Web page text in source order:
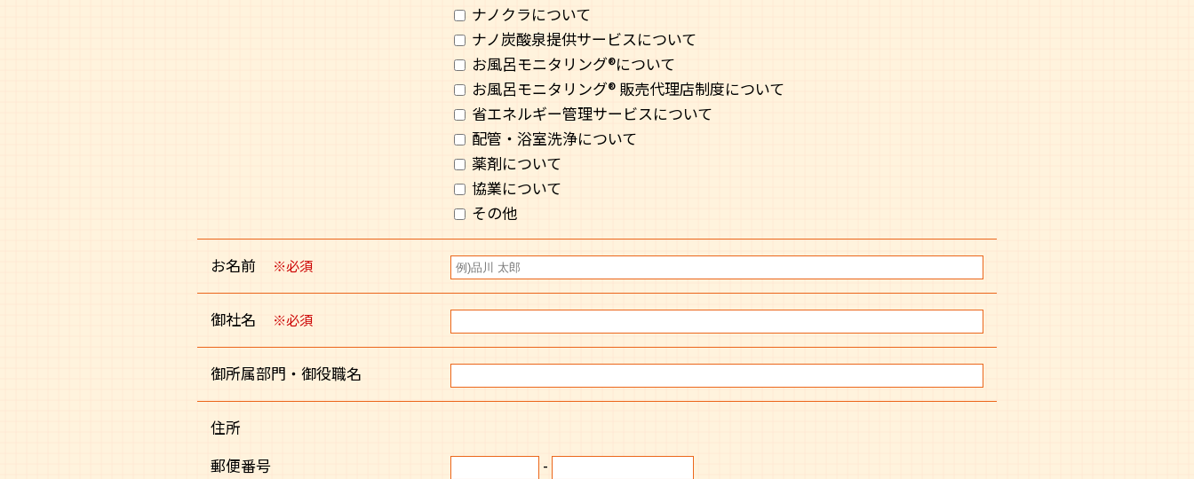
ナノクラについて
ナノ炭酸泉提供サービスについて
お風呂モニタリング®︎について
お風呂モニタリング®︎ 販売代理店制度について
省エネルギー管理サービスについて
配管・浴室洗浄について
薬剤について
協業について
その他
お名前 ※必須
御社名 ※必須
御所属部門・御役職名
住所
郵便番号
-